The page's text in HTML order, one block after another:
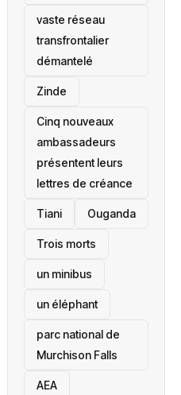
vaste réseau
transfrontalier
démantelé
Zinde
Cinq nouveaux
ambassadeurs
présentent leurs
lettres de créance
Tiani ‎Ouganda
Trois morts
un minibus
un éléphant
parc national de
Murchison Falls
AEA